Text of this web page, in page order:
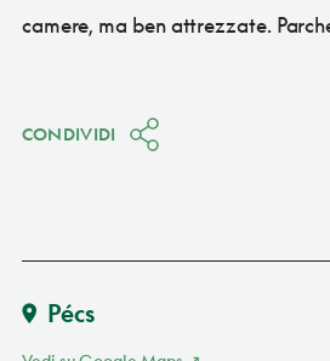
camere, ma ben attrezzate.
CONDIVIDI
Pécs